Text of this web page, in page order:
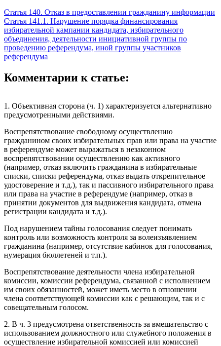
Статья 140. Отказ в предоставлении гражданину информации
Статья 141.1. Нарушение порядка финансирования
избирательной кампании кандидата, избирательного
объединения, деятельности инициативной группы по
проведению референдума, иной группы участников
референдума
Комментарии к статье:
1. Объективная сторона (ч. 1) характеризуется альтернативно
предусмотренными действиями.
Воспрепятствование свободному осуществлению
гражданином своих избирательных прав или права на участие
в референдуме может выражаться в незаконном
воспрепятствовании осуществлению как активного
(например, отказ включить гражданина в избирательные
списки, списки референдума, отказ выдать открепительное
удостоверение и т.д.), так и пассивного избирательного права
или права на участие в референдуме (например, отказ в
принятии документов для выдвижения кандидата, отмена
регистрации кандидата и т.д.).
Под нарушением тайны голосования следует понимать
контроль или возможность контроля за волеизъявлением
гражданина (например, отсутствие кабинок для голосования,
нумерация бюллетеней и т.п.).
Воспрепятствование деятельности члена избирательной
комиссии, комиссии референдума, связанной с исполнением
им своих обязанностей, может иметь место в отношении
члена соответствующей комиссии как с решающим, так и с
совещательным голосом.
2. В ч. 3 предусмотрена ответственность за вмешательство с
использованием должностного или служебного положения в
осуществление избирательной комиссией или комиссией